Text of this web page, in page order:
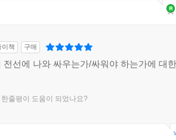
탈시설시킨다는 것, 분명 보통 일이 아니
. 하지만 절대 후회 안 해요.”
천사에서 자유로운 마녀로: 장애여성운동
성공감이 열어젖힌 한국 장애여성운동의
복주, 김은정 등을 비롯한 아홉 명의 동료
이책 구매
전선에 나와 싸우는가/싸워야 하는가에 대
한줄평이 도움이 되었나요?